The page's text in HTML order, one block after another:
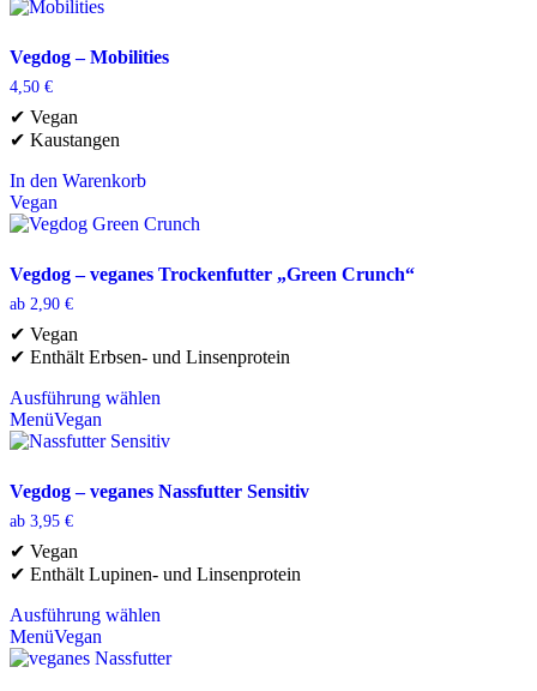
Vegdog – Mobilities
4,50 €
✔ Vegan
✔ Kaustangen
In den Warenkorb
Vegan
Vegdog – veganes Trockenfutter „Green Crunch“
ab 2,90 €
✔ Vegan
✔ Enthält Erbsen- und Linsenprotein
Ausführung wählen
Dieses
Produkt
mehrere
Varianten
auf.
Die
Optionen
auf
der
Produktseite
MenüVegan
Vegdog – veganes Nassfutter Sensitiv
ab 3,95 €
✔ Vegan
✔ Enthält Lupinen- und Linsenprotein
Ausführung wählen
Dieses
Produkt
MenüVegan